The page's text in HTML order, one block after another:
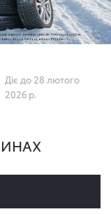
Діє до 28 лютого
2026 р.